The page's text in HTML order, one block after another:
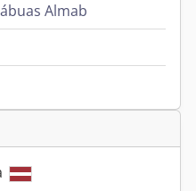
Almab